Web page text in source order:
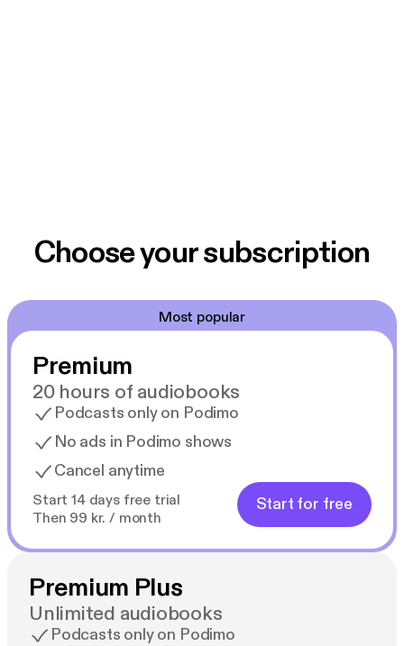
Choose your subscription
Most popular
Premium
20 hours of audiobooks
Podcasts only on Podimo
No ads in Podimo shows
Cancel anytime
Start 14 days free trial
Then 99 kr. / month
Start for free
Premium Plus
Unlimited audiobooks
Podcasts only on Podimo